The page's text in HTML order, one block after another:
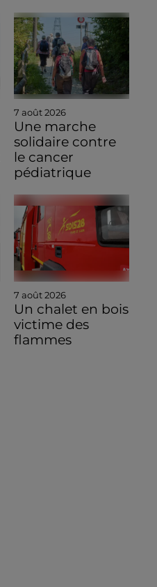
7 août 2026
Une marche
solidaire contre
le cancer
pédiatrique
7 août 2026
Un chalet en bois
victime des
flammes